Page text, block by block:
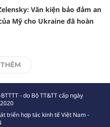
Văn kiện bảo đảm an
Mỹ cho Ukraine đã hoàn
- do Bộ TT&TT cấp ngày
triển hợp tác kinh tế Việt Nam -